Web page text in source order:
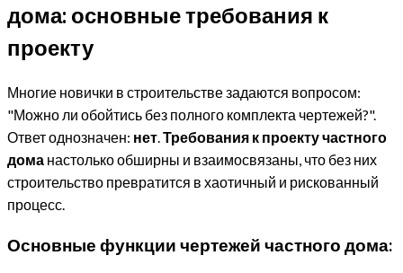
дома: основные требования к
проекту
Многие новички в строительстве задаются вопросом:
"Можно ли обойтись без полного комплекта чертежей?".
Ответ однозначен: нет.Требования к проекту частного
дома настолько обширны и взаимосвязаны, что без них
строительство превратится в хаотичный и рискованный
процесс.
Основные функции чертежей частного дома: